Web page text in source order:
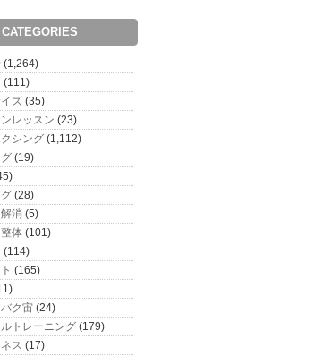
CATEGORIES
(1,264)
(111)
ズ (35)
レッスン (23)
シング (1,112)
(19)
(28)
消 (5)
体 (101)
(114)
(165)
ク宙 (24)
トレーニング (179)
ス (17)